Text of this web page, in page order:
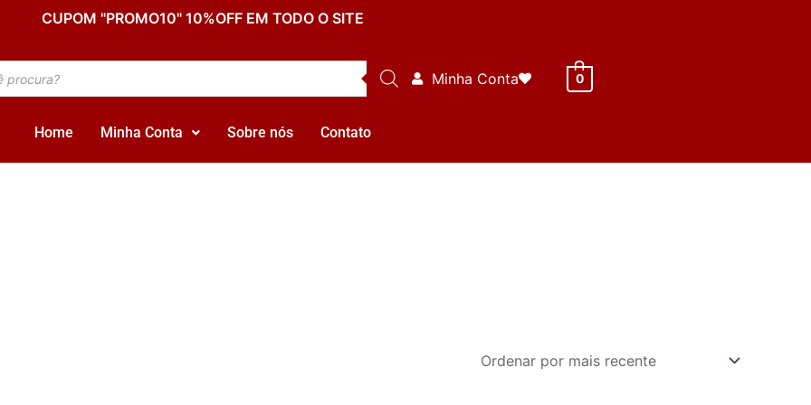
CUPOM "PROMO10" 10%OFF EM TODO O SITE
Minha Conta 0
Home Minha Conta Sobre nós Contato